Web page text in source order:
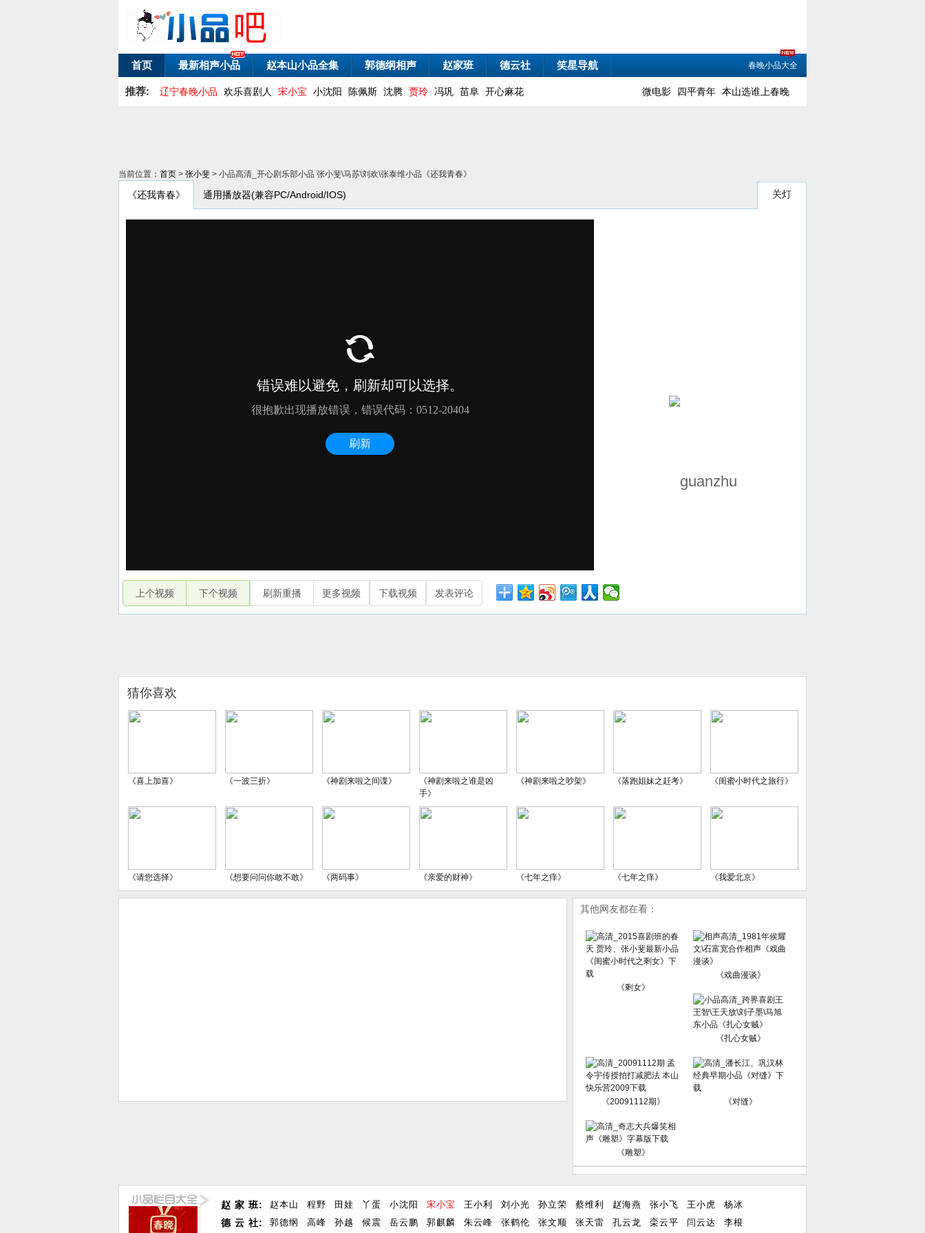
首页 最新相声小品 赵本山小品全集 郭德纲相声 赵家班 德云社 笑星导航 春晚小品大全
推荐: 辽宁春晚小品 欢乐喜剧人 宋小宝 小沈阳 陈佩斯 沈腾 贾玲 冯巩 苗阜 开心麻花 微电影 四平青年 本山选谁上春晚
当前位置： 首页 > 张小斐 > 小品高清_开心剧乐部小品 张小斐\马苏\刘欢\张泰维小品《还我青春》
《还我青春》 通用播放器(兼容PC/Android/IOS) 关灯
上个视频 下个视频 刷新重播 更多视频 下载视频 发表评论
猜你喜欢
《喜上加喜》 《一波三折》 《神剧来啦之间谍》
《神剧来啦之谁是凶
手》
《神剧来啦之吵架》 《落跑姐妹之赶考》 《闺蜜小时代之旅行》
《请您选择》 《想要问问你敢不敢》 《两码事》 《亲爱的财神》 《七年之痒》 《七年之痒》 《我爱北京》
其他网友都在看：
《剩女》
《戏曲漫谈》
《扎心女贼》
《20091112期》 《对缝》
《雕塑》
赵 家 班:
德 云 社:
赵本山 程野 田娃 丫蛋 小沈阳 宋小宝 王小利 刘小光 孙立荣 蔡维利 赵海燕 张小飞 王小虎
杨冰
郭德纲
高峰 孙越 候震 岳云鹏 郭麒麟 朱云峰 张鹤伦 张文顺 张天雷 孔云龙 栾云平 闫云达 李根